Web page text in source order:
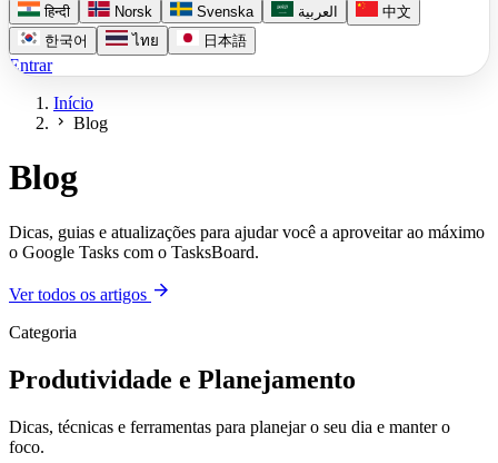
हिन्दी
Norsk Svenska العربية
中文
한국어
ไทย 日本語
Entrar
Início
chevron_right Blog
Blog
Dicas, guias e atualizações para ajudar você a aproveitar ao máximo
o Google Tasks com o TasksBoard.
Ver todos os artigos arrow_forward
Categoria
Produtividade e Planejamento
Dicas, técnicas e ferramentas para planejar o seu dia e manter o
foco.